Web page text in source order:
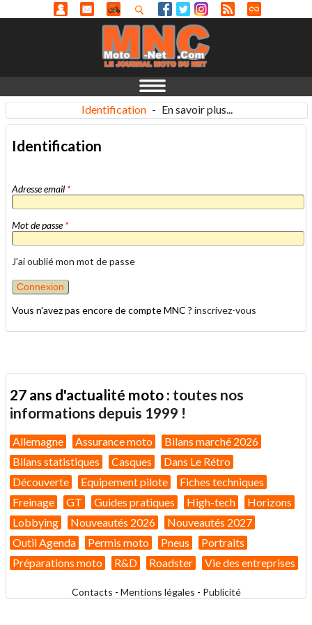
Identification - En savoir plus...
Identification
Adresse email *
Mot de passe*
J'ai oublié mon mot de passe
Vous n'avez pas encore de compte MNC ? inscrivez-vous
27 ans d'actualité moto : toutes nos
informations depuis 1999 !
Allemagne Assurance moto
Bilans marché 2026
Bilans statistiques
Casques
Dans Le Rétro
Découverte
Equipement pilote
Fiches techniques
Freinage
GT Guides pratiques High-tech
Horizons
Lobbying
Nouveautés 2026
Nouveautés 2027
Outil Agenda
Permis moto Pneus
Portraits
Préparations moto
R&D Roadster Vie des entreprises
Contacts - Mentions légales - Publicité